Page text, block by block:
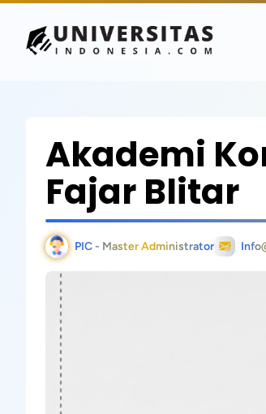
Akademi
Fajar Blitar
PIC - Master Administrator